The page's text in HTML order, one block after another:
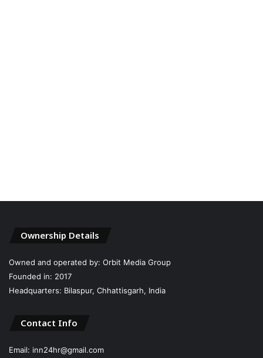
Ownership Details
Owned and operated by: Orbit Media Group
Founded in: 2017
Headquarters: Bilaspur, Chhattisgarh, India
Contact Info
Email: inn24hr@gmail.com